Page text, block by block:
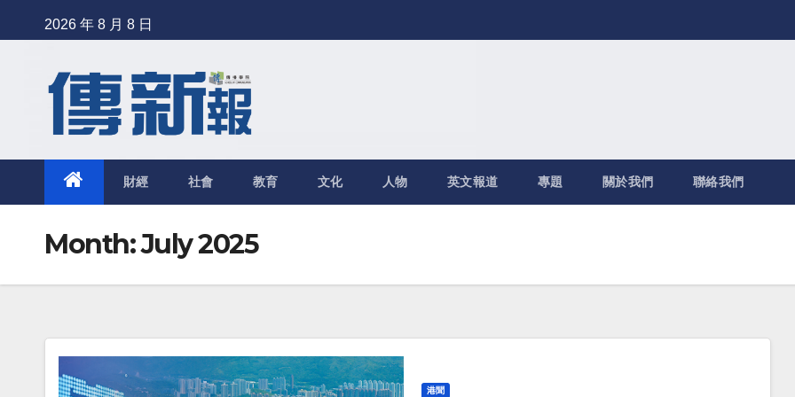
to
2026 年 8 月 8 日
財經 社會 教育 文化 人物 英文報道 專題 關於我們 聯絡我們
Month: July 2025
港聞